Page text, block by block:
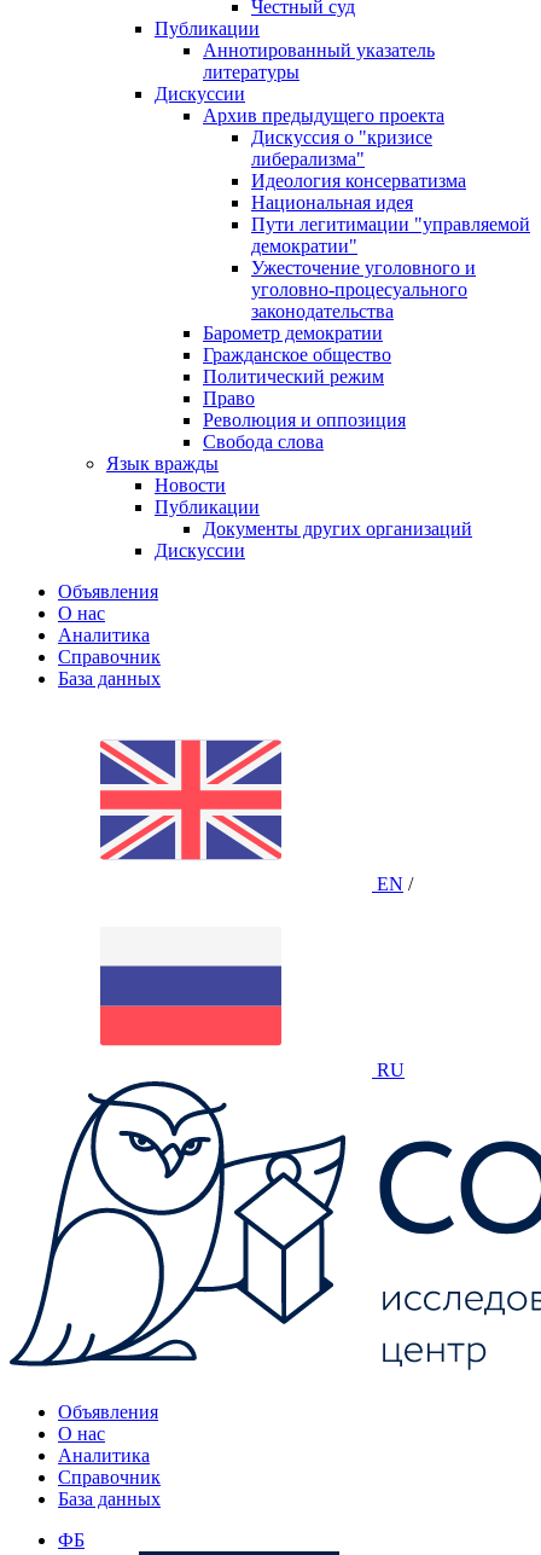
Честный суд
Публикации
Аннотированный указатель
литературы
Дискуссии
Архив предыдущего проекта
Дискуссия о "кризисе
либерализма"
Идеология консерватизма
Национальная идея
Пути легитимации "управляемой
демократии"
Ужесточение уголовного и
уголовно-процесуального
законодательства
Барометр демократии
Гражданское общество
Политический режим
Право
Революция и оппозиция
Свобода слова
Язык вражды
Новости
Публикации
Документы других организаций
Дискуссии
Объявления
О нас
Аналитика
Справочник
База данных
EN /
RU
Объявления
О нас
Аналитика
Справочник
База данных
ФБ